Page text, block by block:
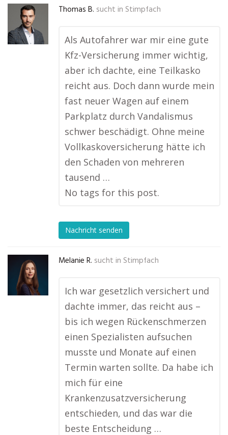
Thomas B. sucht in Stimpfach
Als Autofahrer war mir eine gute
Kfz-Versicherung immer wichtig,
aber ich dachte, eine Teilkasko
reicht aus. Doch dann wurde mein
fast neuer Wagen auf einem
Parkplatz durch Vandalismus
schwer beschädigt. Ohne meine
Vollkaskoversicherung hätte ich
den Schaden von mehreren
tausend …
No tags for this post.
Nachricht senden
Melanie R. sucht in Stimpfach
Ich war gesetzlich versichert und
dachte immer, das reicht aus –
bis ich wegen Rückenschmerzen
einen Spezialisten aufsuchen
musste und Monate auf einen
Termin warten sollte. Da habe ich
mich für eine
Krankenzusatzversicherung
entschieden, und das war die
beste Entscheidung …